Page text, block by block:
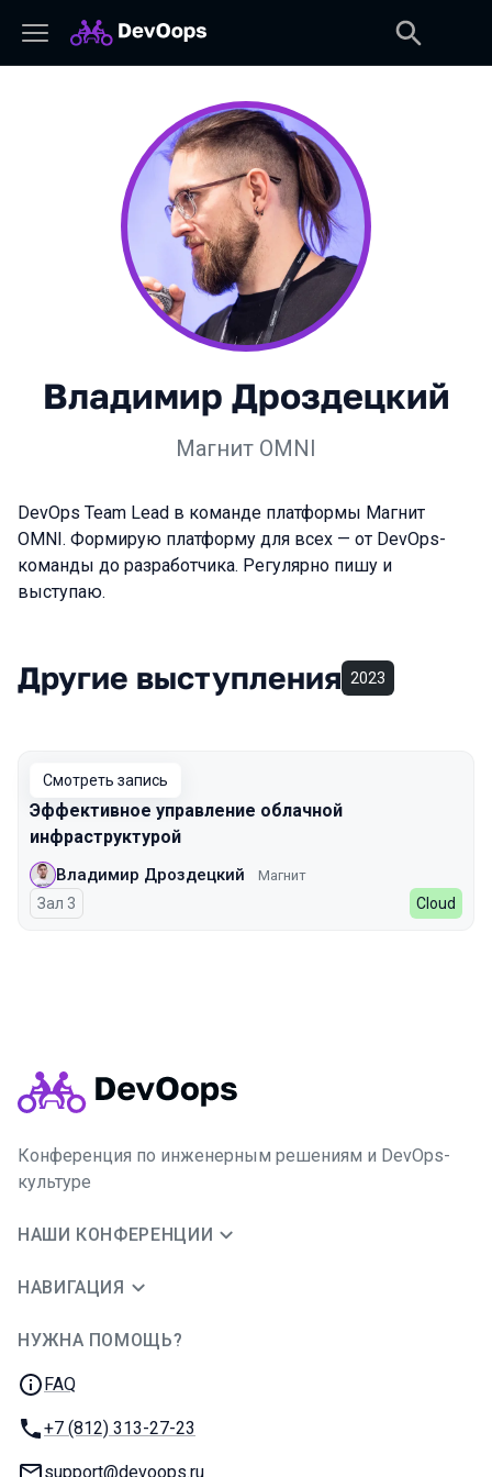
Владимир Дроздецкий
Магнит OMNI
DevOps Team Lead в команде платформы Магнит
OMNI. Формирую платформу для всех — от DevOps-
команды до разработчика. Регулярно пишу и
выступаю.
Другие выступления 2023
Смотреть запись
Эффективное управление облачной
инфраструктурой
Владимир Дроздецкий Магнит
Зал 3 Cloud
Конференция по инженерным решениям и DevOps-
культуре
НАШИ КОНФЕРЕНЦИИ
НАВИГАЦИЯ
НУЖНА ПОМОЩЬ?
FAQ
Телефон:
+7 (812) 313-27-23
E-mail:
support@devoops.ru